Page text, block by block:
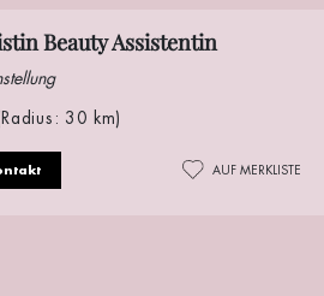
Beauty Assistentin
30 km)
AUF MERKLISTE